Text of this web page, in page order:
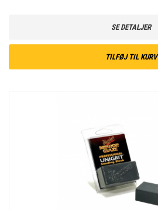
SE DETALJER
TILFØJ TIL KURV